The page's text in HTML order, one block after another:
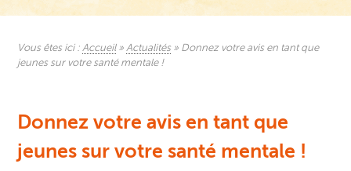
Vous êtes ici :Accueil»Actualités » Donnez votre avis en tant que
jeunes sur votre santé mentale !
Donnez votre avis en tant que
jeunes sur votre santé mentale !